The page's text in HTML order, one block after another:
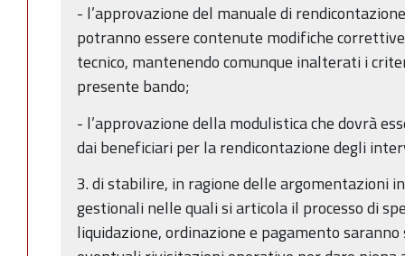
- l’approvazione del manuale di
potranno essere contenute modifiche
tecnico, mantenendo comunque inalterati i
presente bando;
- l’approvazione della modulistica che dovrà
dai beneficiari per la rendicontazione degli
3. di stabilire, in ragione delle argomentazioni
gestionali nelle quali si articola il processo di
liquidazione, ordinazione e pagamento